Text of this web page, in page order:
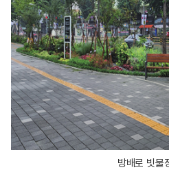
방배로 빗물